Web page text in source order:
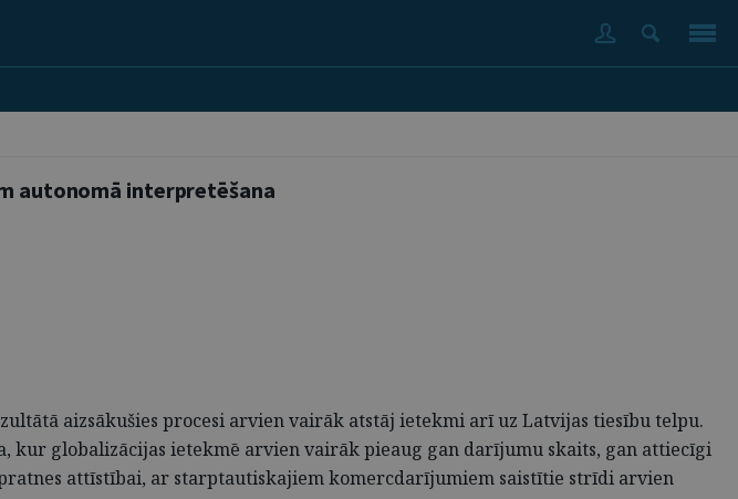
autonomā interpretēšana
aizsākušies procesi arvien vairāk atstāj ietekmi arī uz Latvijas tiesību telpu.
globalizācijas ietekmē arvien vairāk pieaug gan darījumu skaits, gan attiecīgi
attīstībai, ar starptautiskajiem komercdarījumiem saistītie strīdi arvien